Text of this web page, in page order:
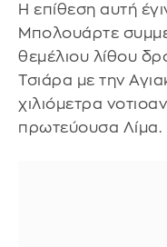
Η επίθεση αυτή
Μπολουάρτε
θεμέλιου λίθου
Τσιάρα με την
χιλιόμετρα
πρωτεύουσα Λίμα.